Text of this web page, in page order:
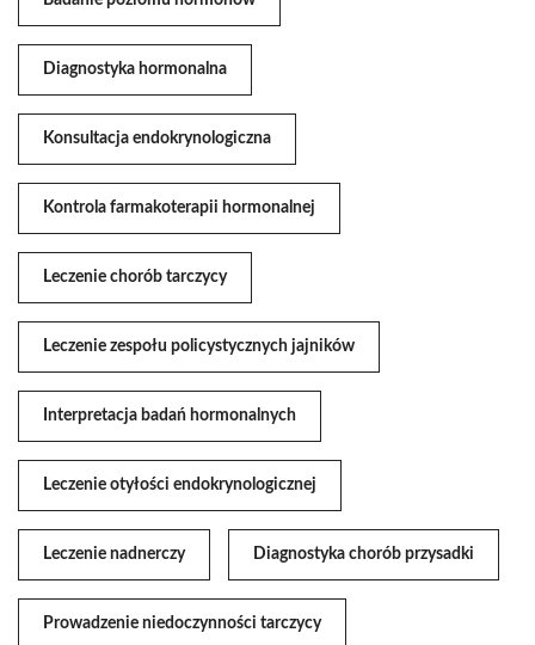
Diagnostyka hormonalna
Konsultacja endokrynologiczna
Kontrola farmakoterapii hormonalnej
Leczenie chorób tarczycy
Leczenie zespołu policystycznych jajników
Interpretacja badań hormonalnych
Leczenie otyłości endokrynologicznej
Leczenie nadnerczy Diagnostyka chorób przysadki
Prowadzenie niedoczynności tarczycy